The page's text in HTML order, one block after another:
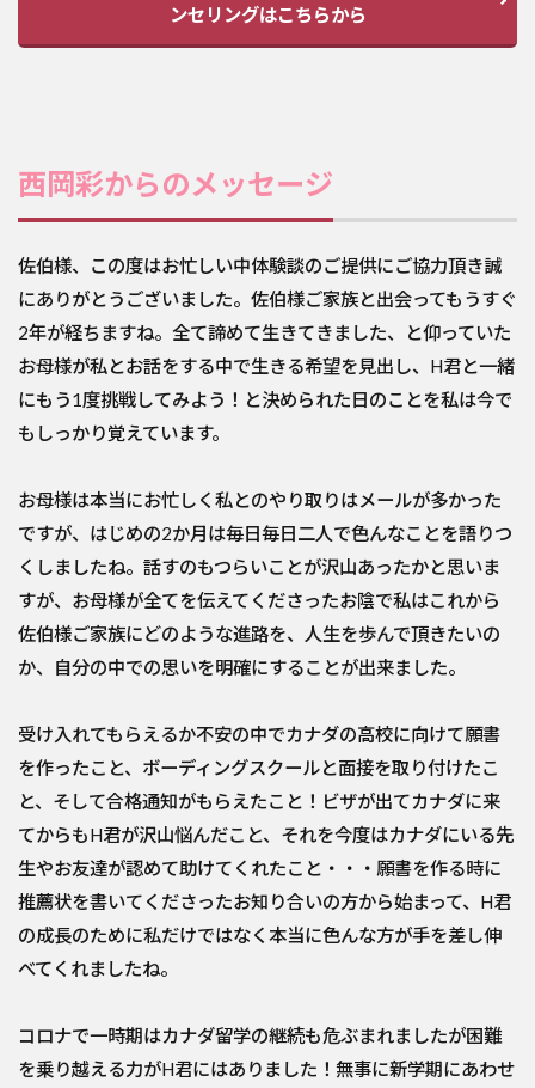
ンセリングはこちらから
西岡彩からのメッセージ
佐伯様、この度はお忙しい中体験談のご提供にご協力頂き誠
にありがとうございました。佐伯様ご家族と出会ってもうすぐ
2年が経ちますね。全て諦めて生きてきました、と仰っていた
お母様が私とお話をする中で生きる希望を見出し、H君と一緒
にもう1度挑戦してみよう！と決められた日のことを私は今で
もしっかり覚えています。
お母様は本当にお忙しく私とのやり取りはメールが多かった
ですが、はじめの2か月は毎日毎日二人で色んなことを語りつ
くしましたね。話すのもつらいことが沢山あったかと思いま
すが、お母様が全てを伝えてくださったお陰で私はこれから
佐伯様ご家族にどのような進路を、人生を歩んで頂きたいの
か、自分の中での思いを明確にすることが出来ました。
受け入れてもらえるか不安の中でカナダの高校に向けて願書
を作ったこと、ボーディングスクールと面接を取り付けたこ
と、そして合格通知がもらえたこと！ビザが出てカナダに来
てからもH君が沢山悩んだこと、それを今度はカナダにいる先
生やお友達が認めて助けてくれたこと・・・願書を作る時に
推薦状を書いてくださったお知り合いの方から始まって、H君
の成長のために私だけではなく本当に色んな方が手を差し伸
べてくれましたね。
コロナで一時期はカナダ留学の継続も危ぶまれましたが困難
を乗り越える力がH君にはありました！無事に新学期にあわせ